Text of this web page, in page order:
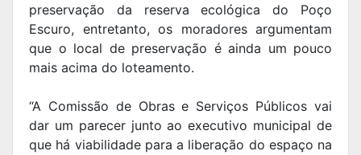
preservação da reserva ecológica do Poço
Escuro, entretanto, os moradores argumentam
que o local de preservação é ainda um pouco
mais acima do loteamento.
“A Comissão de Obras e Serviços Públicos vai
dar um parecer junto ao executivo municipal de
que há viabilidade para a liberação do espaço na